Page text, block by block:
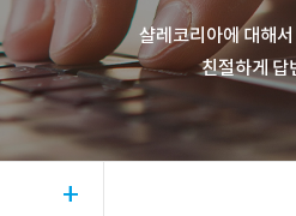
샬레코리아에 대해
친절하게 답
+